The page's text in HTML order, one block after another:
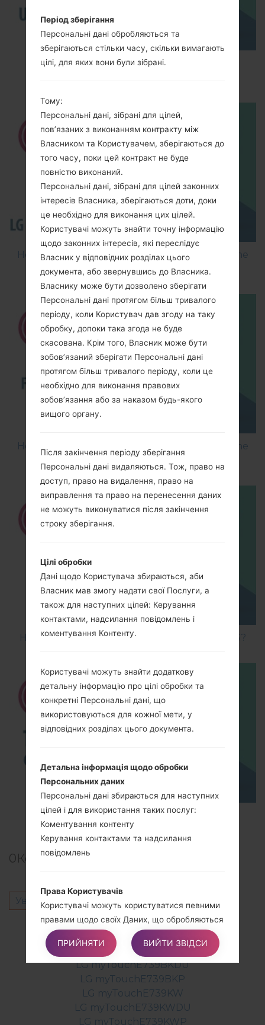
How to Enable Developer Options & USB
How to Flash Stock Firmware on LG Smartphone
using LG Flash Tool 2014?
How to Flash Stock Firmware on LG Smartphone
using LG UP?
How to Hard Reset on LG Optimus Vu 2 F200S?
TOP 5 SECRET CODES for LG!
0Коментарі
Увійти щоб залишити коментар.
Інші моделі з цієї серії
LG myTouchE739BK
LG myTouchE739BKDU
LG myTouchE739BKP
LG myTouchE739KW
LG myTouchE739KWDU
LG myTouchE739KWP
Період зберігання
Персональні дані обробляються та
зберігаються стільки часу, скільки вимагають
цілі, для яких вони були зібрані.
Тому:
Персональні дані, зібрані для цілей,
пов’язаних з виконанням контракту між
Власником та Користувачем, зберігаються до
того часу, поки цей контракт не буде
повністю виконаний.
Персональні дані, зібрані для цілей законних
інтересів Власника, зберігаються доти, доки
це необхідно для виконання цих цілей.
Користувачі можуть знайти точну інформацію
щодо законних інтересів, які переслідує
Власник у відповідних розділах цього
документа, або звернувшись до Власника.
Власнику може бути дозволено зберігати
Персональні дані протягом більш тривалого
періоду, коли Користувач дав згоду на таку
обробку, допоки така згода не буде
скасована. Крім того, Власник може бути
зобов’язаний зберігати Персональні дані
протягом більш тривалого періоду, коли це
необхідно для виконання правових
зобов’язання або за наказом будь-якого
вищого органу.
Після закінчення періоду зберігання
Персональні дані видаляються. Тож, право на
доступ, право на видалення, право на
виправлення та право на перенесення даних
не можуть виконуватися після закінчення
строку зберігання.
Цілі обробки
Дані щодо Користувача збираються, аби
Власник мав змогу надати свої Послуги, а
також для наступних цілей: Керування
контактами, надсилання повідомлень і
коментування Контенту.
Користувачі можуть знайти додаткову
детальну інформацію про цілі обробки та
конкретні Персональні дані, що
використовуються для кожної мети, у
відповідних розділах цього документа.
Детальна інформація щодо обробки
Персональних даних
Персональні дані збираються для наступних
цілей і для використання таких послуг:
Коментування контенту
Керування контактами та надсилання
повідомлень
Права Користувачів
Користувачі можуть користуватися певними
правами щодо своїх Даних, що обробляються
Власником.
Зокрема, Користувачі мають право:
Скасувати свою згоду в будь-який час.
Користувачі мають право скасувати свою
згоду, якщо раніше вони давали згоду на
ПРИЙНЯТИ ВИЙТИ ЗВІДСИ